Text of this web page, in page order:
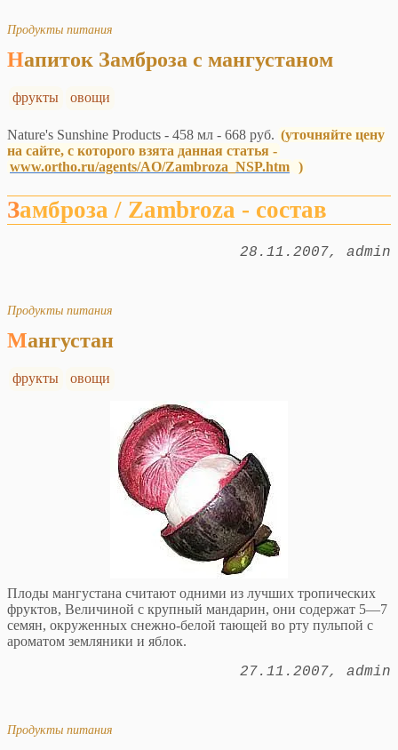
Продукты питания
Напиток Замброза с мангустаном
фрукты овощи
Nature's Sunshine Products - 458 мл - 668 руб. (уточняйте цену
на сайте, с которого взята данная статья -
www.ortho.ru/agents/AO/Zambroza_NSP.htm )
Замброза / Zambroza - состав
28.11.2007 admin
Продукты питания
Мангустан
фрукты овощи
Плоды мангустана считают одними из лучших тропических
фруктов, Величиной с крупный мандарин, они содержат 5—7
семян, окруженных снежно-белой тающей во рту пульпой с
ароматом земляники и яблок.
27.11.2007 admin
Продукты питания